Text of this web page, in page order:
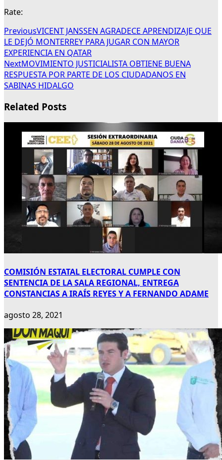
Rate:
PreviousVICENT JANSSEN AGRADECE APRENDIZAJE QUE
LE DEJÓ MONTERREY PARA JUGAR CON MAYOR
EXPERIENCIA EN QATAR
NextMOVIMIENTO JUSTICIALISTA OBTIENE BUENA
RESPUESTA POR PARTE DE LOS CIUDADANOS EN
SABINAS HIDALGO
Related Posts
COMISIÓN ESTATAL ELECTORAL CUMPLE CON
SENTENCIA DE LA SALA REGIONAL, ENTREGA
CONSTANCIAS A IRAÍS REYES Y A FERNANDO ADAME
agosto 28, 2021